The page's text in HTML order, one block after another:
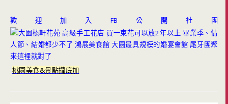
歡迎加入FB公開社團
桃園美食&景點攏底加